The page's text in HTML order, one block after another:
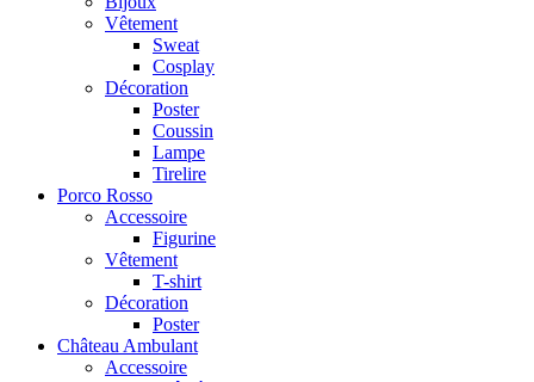
Vêtement
Sweat
Cosplay
Décoration
Poster
Coussin
Lampe
Tirelire
Porco Rosso
Accessoire
Figurine
Vêtement
T-shirt
Décoration
Poster
Château Ambulant
Accessoire